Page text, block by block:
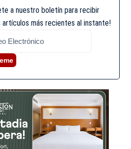
a nuestro boletín para recibir
artículos más recientes al instante!